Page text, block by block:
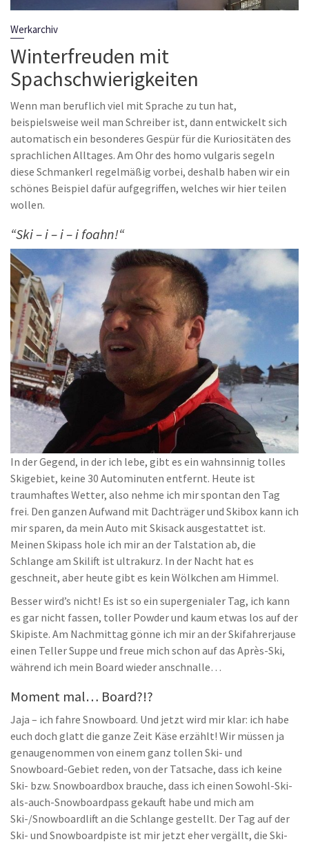
Werkarchiv
Winterfreuden mit
Spachschwierigkeiten
Wenn man beruflich viel mit Sprache zu tun hat,
beispielsweise weil man Schreiber ist, dann entwickelt sich
automatisch ein besonderes Gespür für die Kuriositäten des
sprachlichen Alltages. Am Ohr des homo vulgaris segeln
diese Schmankerl regelmäßig vorbei, deshalb haben wir ein
schönes Beispiel dafür aufgegriffen, welches wir hier teilen
wollen.
“Ski – i – i – i foahn!“
In der Gegend, in der ich lebe, gibt es ein wahnsinnig tolles
Skigebiet, keine 30 Autominuten entfernt. Heute ist
traumhaftes Wetter, also nehme ich mir spontan den Tag
frei. Den ganzen Aufwand mit Dachträger und Skibox kann ich
mir sparen, da mein Auto mit Skisack ausgestattet ist.
Meinen Skipass hole ich mir an der Talstation ab, die
Schlange am Skilift ist ultrakurz. In der Nacht hat es
geschneit, aber heute gibt es kein Wölkchen am Himmel.
Besser wird’s nicht! Es ist so ein supergenialer Tag, ich kann
es gar nicht fassen, toller Powder und kaum etwas los auf der
Skipiste. Am Nachmittag gönne ich mir an der Skifahrerjause
einen Teller Suppe und freue mich schon auf das Après-Ski,
während ich mein Board wieder anschnalle…
Moment mal… Board?!?
Jaja – ich fahre Snowboard. Und jetzt wird mir klar: ich habe
euch doch glatt die ganze Zeit Käse erzählt! Wir müssen ja
genaugenommen von einem ganz tollen Ski- und
Snowboard-Gebiet reden, von der Tatsache, dass ich keine
Ski- bzw. Snowboardbox brauche, dass ich einen Sowohl-Ski-
als-auch-Snowboardpass gekauft habe und mich am
Ski-/Snowboardlift an die Schlange gestellt. Der Tag auf der
Ski- und Snowboardpiste ist mir jetzt eher vergällt, die Ski-